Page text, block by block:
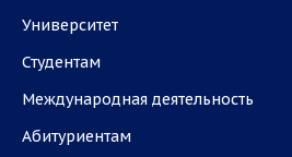
Университет
Студентам
Международная деятельность
Абитуриентам